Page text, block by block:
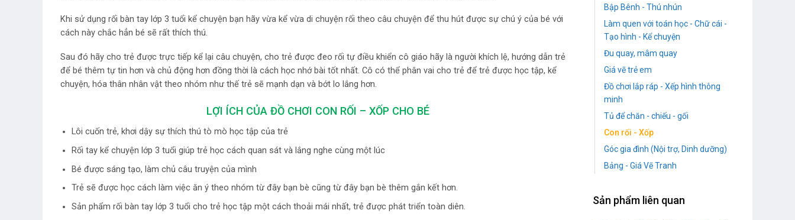
Khi sử dụng rối bàn tay lớp 3 tuổi kể chuyện bạn hãy vừa kể vừa di chuyện rối theo câu chuyện để thu hút được sự chú ý của bé với
cách này chắc hẳn bé sẽ rất thích thú.
Sau đó hãy cho trẻ được trực tiếp kể lại câu chuyện, cho trẻ được đeo rối tự điều khiển cô giáo hãy là người khích lệ, hướng dẫn trẻ
để bé thêm tự tin hơn và chủ động hơn đồng thời là cách học nhớ bài tốt nhất. Cô có thể phân vai cho trẻ để trẻ được học tập, kể
chuyện, hóa thân nhân vật theo nhóm như thế trẻ sẽ mạnh dạn và bớt lo lắng hơn.
LỢI ÍCH CỦA ĐỒ CHƠI CON RỐI – XỐP CHO BÉ
Lôi cuốn trẻ, khơi dậy sự thích thú tò mò học tập của trẻ
Rối tay kể chuyện lớp 3 tuổi giúp trẻ học cách quan sát và lắng nghe cùng một lúc
Bé được sáng tạo, làm chủ câu truyện của mình
Trẻ sẽ được học cách làm việc ăn ý theo nhóm từ đây bạn bè cũng từ đây bạn bè thêm gắn kết hơn.
Sản phẩm rối bàn tay lớp 3 tuổi cho trẻ học tập một cách thoải mái nhất, trẻ được phát triển toàn diên.
Bập Bênh - Thú nhún
Làm quen với toán học - Chữ cái -
Tạo hình - Kể chuyện
Đu quay, mâm quay
Giá vẽ trẻ em
Đồ chơi lắp ráp - Xếp hình thông
minh
Tủ để chăn - chiếu - gối
Con rối - Xốp
Góc gia đình (Nội trợ, Dinh dưỡng)
Bảng - Giá Vẽ Tranh
Sản phẩm liên quan